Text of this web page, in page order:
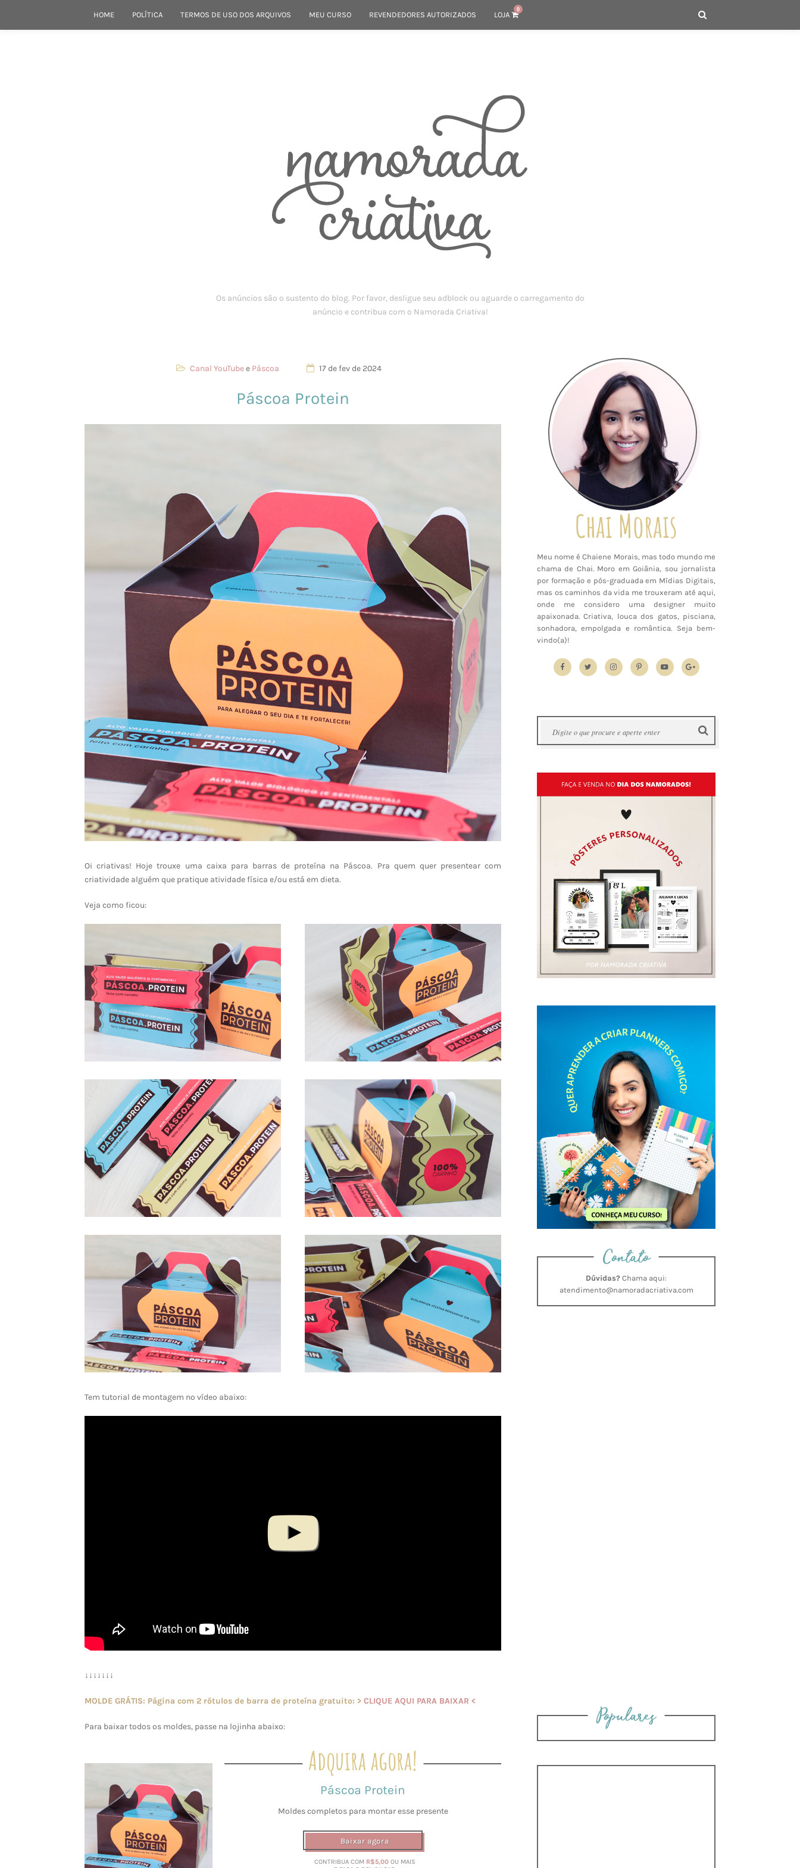
HOME POLÍTICA TERMOS DE USO DOS ARQUIVOS MEU CURSO REVENDEDORES AUTORIZADOS LOJA
0
Canal YouTubee Páscoa 17 de fev de 2024
Páscoa Protein
Oi criativas! Hoje trouxe uma caixa para barras de proteína na Páscoa. Pra quem quer presentear com
criatividade alguém que pratique atividade física e/ou está em dieta.
Veja como ficou:
Tem tutorial de montagem no vídeo abaixo:
↓↓↓↓↓↓↓
MOLDE GRÁTIS: Página com 2 rótulos de barra de proteína gratuito: > CLIQUE AQUI PARA BAIXAR <
Para baixar todos os moldes, passe na lojinha abaixo:
Adquira agora!
Páscoa Protein
Moldes completos para montar esse presente
Baixar agora
CONTRIBUA COM R$5,00OU MAIS
Chai Morais
Meu nome é Chaiene Morais, mas todo mundo me
chama de Chai. Moro em Goiânia, sou jornalista
por formação e pós-graduada em Mídias Digitais,
mas os caminhos da vida me trouxeram até aqui,
onde me considero uma designer muito
apaixonada. Criativa, louca dos gatos, pisciana,
sonhadora, empolgada e romântica. Seja bem-
vindo(a)!
Contato
Dúvidas? Chama aqui:
atendimento@namoradacriativa.com
Populares